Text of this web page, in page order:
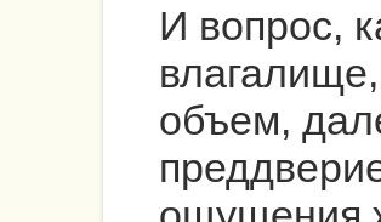
И вопрос,
объем,